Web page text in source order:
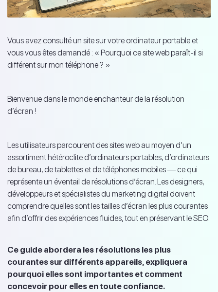
Vous avez consulté un site sur votre ordinateur portable et
vous vous êtes demandé : « Pourquoi ce site web paraît-il si
différent sur mon téléphone ? »
Bienvenue dans le monde enchanteur de la résolution
d’écran !
Les utilisateurs parcourent des sites web au moyen d’un
assortiment hétéroclite d’ordinateurs portables, d’ordinateurs
de bureau, de tablettes et de téléphones mobiles — ce qui
représente un éventail de résolutions d’écran. Les designers,
développeurs et spécialistes du marketing digital doivent
comprendre quelles sont les tailles d’écran les plus courantes
afin d’offrir des expériences fluides, tout en préservant le SEO.
Ce guide abordera les résolutions les plus
courantes sur différents appareils, expliquera
pourquoi elles sont importantes et comment
concevoir pour elles en toute confiance.